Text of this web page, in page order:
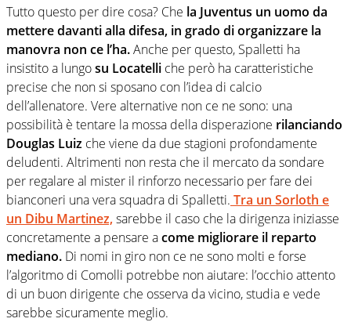
Tutto questo per dire cosa? Che la Juventus un uomo da
mettere davanti alla difesa, in grado di organizzare la
manovra non ce l’ha.Anche per questo, Spalletti ha
insistito a lungosu Locatelli che però ha caratteristiche
precise che non si sposano con l’idea di calcio
dell’allenatore. Vere alternative non ce ne sono: una
possibilità è tentare la mossa della disperazione rilanciando
Douglas Luiz che viene da due stagioni profondamente
deludenti. Altrimenti non resta che il mercato da sondare
per regalare al mister il rinforzo necessario per fare dei
bianconeri una vera squadra di Spalletti. Tra un Sorloth e
un Dibu Martinez,sarebbe il caso che la dirigenza iniziasse
concretamente a pensare acome migliorare il reparto
mediano. Di nomi in giro non ce ne sono molti e forse
l’algoritmo di Comolli potrebbe non aiutare: l’occhio attento
di un buon dirigente che osserva da vicino, studia e vede
sarebbe sicuramente meglio.